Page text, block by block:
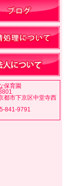
保育園
都市下京区中堂寺西
841-9791